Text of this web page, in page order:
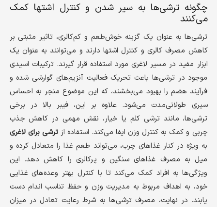
چگونه ترشی‌ها به سیر شدن و کنترل اشتها کمک
می‌کنند
ترشی‌ها به عنوان یک گزینه خوش‌طعم و کم‌کالری، تاثیر مثبتی بر
کاهش مصرف کالری و کنترل اشتها دارند و می‌توانند به عنوان یک
ابزار مفید در مسیر لاغری مورد استفاده قرار گیرند. ترکیبات اسیدی
موجود در ترشی‌ها باعث تحریک فعالیت آنزیم‌های گوارشی شده و
فرآیند هضم را بهبود می‌بخشند، که این موضوع منجر به احساس
سیری طولانی‌مدت می‌شود. علاوه بر این، فیبر بالا در برخی
ترشی‌ها، مانند ترشی کلم یا خیار، نقش مهمی در کاهش جذب
چربی و کمک به کنترل وزن ایفا می‌کند. استفاده ازترشی برای لاغری
به ویژه در کنار غذاهای چرب، می‌تواند طعم غذا را متعادل کرده و
میل به مصرف غذاهای سنگین و پرکالری را کاهش دهد. این
ویژگی‌ها به افراد کمک می‌کند تا با کنترل بهتر وعده‌های غذایی
خود، به اهداف مربوط به مدیریت وزن و حفظ تناسب اندام دست
یابند. در نهایت، مصرف ترشی‌ها به شرط رعایت تعادل در میزان